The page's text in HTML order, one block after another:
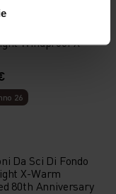
Windproof X
26
Da Sci Di Fondo
X-Warm
80th Anniversary